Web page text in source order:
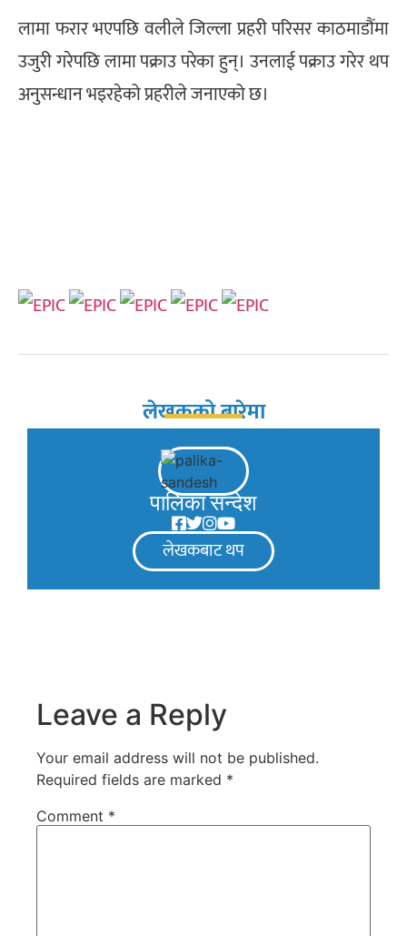
लामा फरार भएपछि वलीले जिल्ला प्रहरी परिसर काठमाडौंमा
उजुरी गरेपछि लामा पक्राउ परेका हुन्। उनलाई पक्राउ गरेर थप
अनुसन्धान भइरहेको प्रहरीले जनाएको छ।
लेखकको बारेमा
पालिका सन्देश
लेखकबाट थप
Leave a Reply
Your email address will not be published.
Required fields are marked *
Comment *